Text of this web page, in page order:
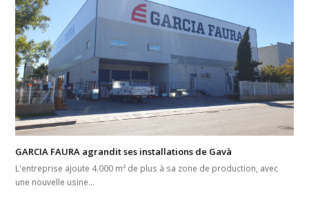
GARCIA FAURA agrandit ses installations de Gavà
L'entreprise ajoute 4.000 m² de plus à sa zone de production, avec
une nouvelle usine…